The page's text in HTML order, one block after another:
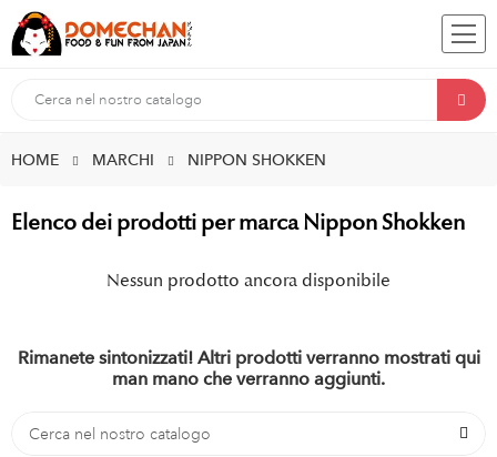
HOME MARCHI NIPPON SHOKKEN
Elenco dei prodotti per marca Nippon Shokken
Nessun prodotto ancora disponibile
Rimanete sintonizzati! Altri prodotti verranno mostrati qui
man mano che verranno aggiunti.